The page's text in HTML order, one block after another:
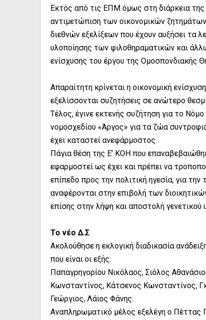
Εκτός από τις ΕΠΜ όμως στη διάρκεια της
αντιμετώπιση των οικονομικών
διεθνών εξελίξεων που έχουν αυξήσει τα
υλοποίησης των φιλοθηραματικών και
ενίσχυσης του έργου της Ομοσπονδιακής
Απαραίτητη κρίνεται η οικονομική
εξελίσσονται συζητήσεις σε ανώτερο
Τέλος, έγινε εκτενής συζήτηση για το
νομοσχεδίου «Άργος» για τα ζώα
έχει καταστεί ανεφάρμοστος.
Πάγια θέση της Ε’ ΚΟΗ που
εφαρμοστεί ως έχει και πρέπει να
επίπεδο προς την πολιτική ηγεσία, για
αναφέρονται στην επιβολή των
επίσης στην λήψη και αποστολή γενετικού
Το νέο Δ.Σ
Ακολούθησε η εκλογική διαδικασία
που είναι οι εξής:
Παπαγρηγορίου Νικόλαος, Σιόλος
Κωνσταντίνος, Κάτσενος Κωνσταντίνος,
Γεώργιος, Λάιος Φάνης.
Αναπληρωματικό μέλος εξελέγη ο Πέττας